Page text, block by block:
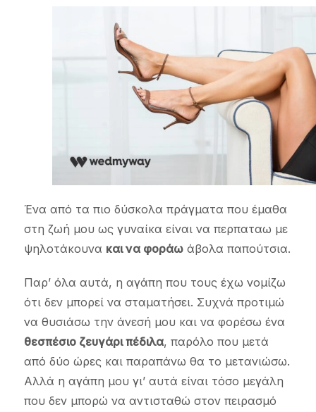
Ένα από τα πιο δύσκολα πράγματα που έμαθα
στη ζωή μου ως γυναίκα είναι να περπαταω με
ψηλοτάκουνα και να φοράωάβολα παπούτσια.
Παρ’ όλα αυτά, η αγάπη που τους έχω νομίζω
ότι δεν μπορεί να σταματήσει. Συχνά προτιμώ
να θυσιάσω την άνεσή μου και να φορέσω ένα
θεσπέσιο ζευγάρι πέδιλα, παρόλο που μετά
από δύο ώρες και παραπάνω θα το μετανιώσω.
Αλλά η αγάπη μου γι’ αυτά είναι τόσο μεγάλη
που δεν μπορώ να αντισταθώ στον πειρασμό